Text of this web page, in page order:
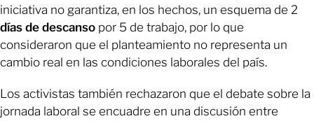
iniciativa no garantiza, en los hechos, un esquema de 2
días de descanso por 5 de trabajo, por lo que
consideraron que el planteamiento no representa un
cambio real en las condiciones laborales del país.
Los activistas también rechazaron que el debate sobre la
jornada laboral se encuadre en una discusión entre